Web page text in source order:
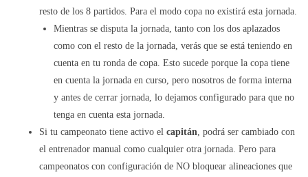
resto de los 8 partidos. Para el modo copa no existirá esta jornada.
Mientras se disputa la jornada, tanto con los dos aplazados
como con el resto de la jornada, verás que se está teniendo en
cuenta en tu ronda de copa. Esto sucede porque la copa tiene
en cuenta la jornada en curso, pero nosotros de forma interna
y antes de cerrar jornada, lo dejamos configurado para que no
tenga en cuenta esta jornada.
Si tu campeonato tiene activo el capitán , podrá ser cambiado con
el entrenador manual como cualquier otra jornada. Pero para
campeonatos con configuración de NO bloquear alineaciones que